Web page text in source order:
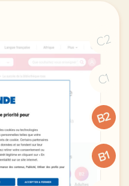
C2
C1
B2
B1